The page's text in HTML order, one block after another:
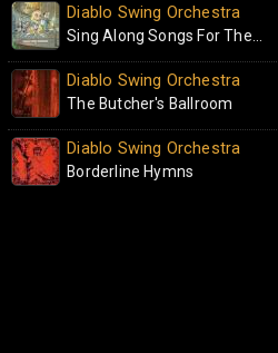
Diablo Swing Orchestra
Sing Along Songs For The...
Diablo Swing Orchestra
The Butcher's Ballroom
Diablo Swing Orchestra
Borderline Hymns